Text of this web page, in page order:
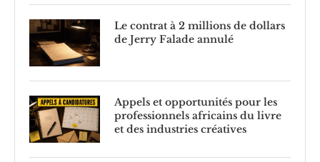
Le contrat à 2 millions de dollars
de Jerry Falade annulé
Appels et opportunités pour les
professionnels africains du livre
et des industries créatives